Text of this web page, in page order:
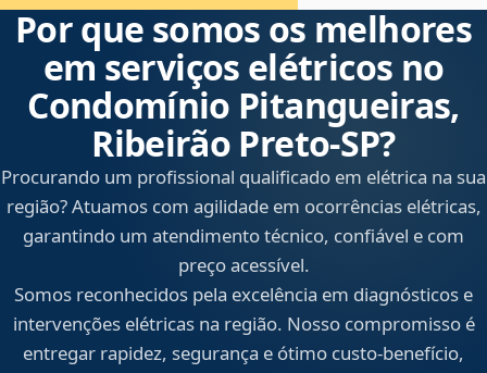
Por que somos os melhores
em serviços elétricos no
Condomínio Pitangueiras,
Ribeirão Preto‑SP?
Procurando um profissional qualificado em elétrica na sua
região? Atuamos com agilidade em ocorrências elétricas,
garantindo um atendimento técnico, confiável e com
preço acessível.
Somos reconhecidos pela excelência em diagnósticos e
intervenções elétricas na região. Nosso compromisso é
entregar rapidez, segurança e ótimo custo-benefício,